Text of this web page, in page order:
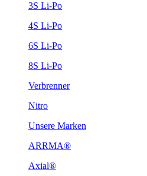
3S Li-Po
4S Li-Po
6S Li-Po
8S Li-Po
Verbrenner
Nitro
Unsere Marken
ARRMA®
Axial®